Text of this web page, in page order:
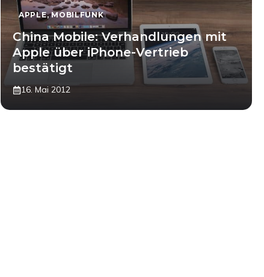
APPLE,MOBILFUNK
China Mobile: Verhandlungen mit
Apple über iPhone-Vertrieb
bestätigt
16. Mai 2012